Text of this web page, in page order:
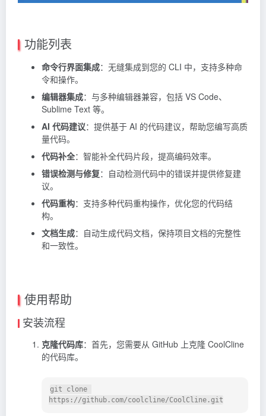
功能列表
命令行界面集成：无缝集成到您的 CLI 中，支持多种命
令和操作。
编辑器集成：与多种编辑器兼容，包括 VS Code、
Sublime Text 等。
AI 代码建议：提供基于 AI 的代码建议，帮助您编写高质
量代码。
代码补全：智能补全代码片段，提高编码效率。
错误检测与修复：自动检测代码中的错误并提供修复建
议。
代码重构：支持多种代码重构操作，优化您的代码结
构。
文档生成：自动生成代码文档，保持项目文档的完整性
和一致性。
使用帮助
安装流程
克隆代码库：首先，您需要从 GitHub 上克隆 CoolCline
的代码库。
git clone